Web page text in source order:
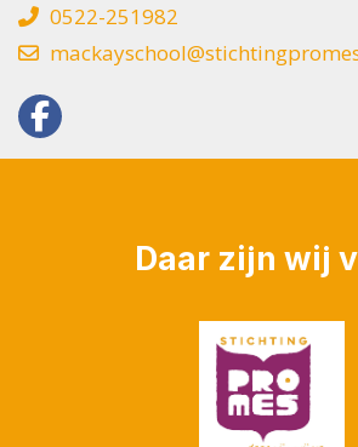
0522-251982
Daar zijn wij